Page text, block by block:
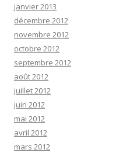
janvier 2013
décembre 2012
novembre 2012
octobre 2012
septembre 2012
août 2012
juillet 2012
juin 2012
mai 2012
avril 2012
mars 2012